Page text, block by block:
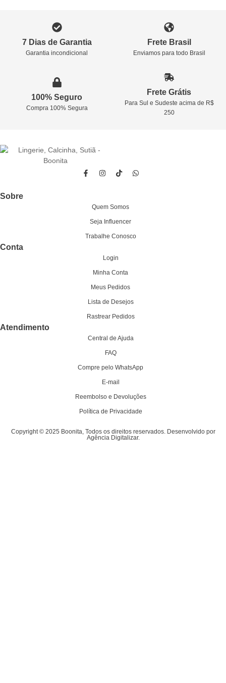
7 Dias de Garantia
Garantia incondicional
Frete Brasil
Enviamos para todo Brasil
100% Seguro
Compra 100% Segura
Frete Grátis
Para Sul e Sudeste acima de R$
250
Sobre
Quem Somos
Seja Influencer
Trabalhe Conosco
Conta
Login
Minha Conta
Meus Pedidos
Lista de Desejos
Rastrear Pedidos
Atendimento
Central de Ajuda
FAQ
Compre pelo WhatsApp
E-mail
Reembolso e Devoluções
Política de Privacidade
Copyright © 2025 Boonita, Todos os direitos reservados. Desenvolvido por
Agência Digitalizar.